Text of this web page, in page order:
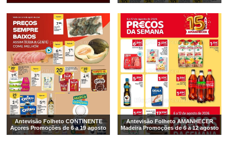
Antevisão Folheto CONTINENTE
Açores Promoções de 6 a 19 agosto
Antevisão Folheto AMANHECER
Madeira Promoções de 6 a 12 agosto